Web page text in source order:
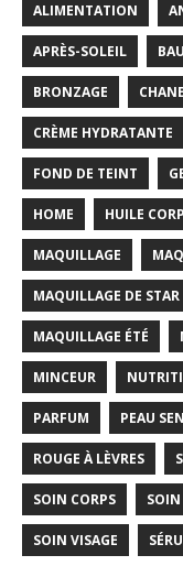
ALIMENTATION
APRÈS-SOLEIL
BRONZAGE
CRÈME HYDRATANTE
FOND DE TEINT
HOME HUILE
MAQUILLAGE
MAQUILLAGE DE STAR
MAQUILLAGE ÉTÉ
MINCEUR
PARFUM PEAU
ROUGE À LÈVRES
SOIN CORPS
SOIN VISAGE